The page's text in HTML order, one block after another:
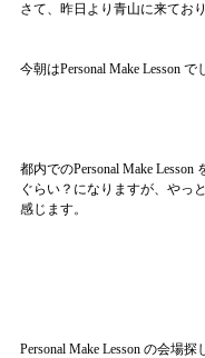
さて、昨日より青山に来ており
今朝はPersonal Make Lesson
都内でのPersonal Make
ぐらい？になりますが、やっ
感じます。
Personal Make Lesson の会場探